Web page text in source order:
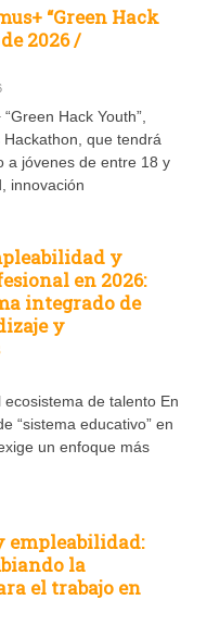
“Green Hack
2026 /
Hack Youth”,
que tendrá
a jóvenes de entre 18 y
innovación
y
en 2026:
integrado de
y
de talento En
“sistema educativo” en
un enfoque más
empleabilidad:
la
el trabajo en